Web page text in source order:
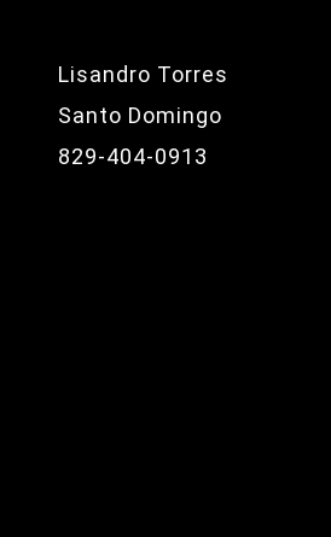
Lisandro Torres
Santo Domingo
829-404-0913